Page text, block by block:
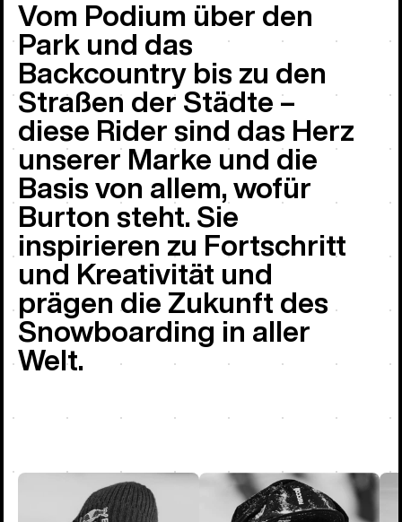
Vom Podium über den
Park und das
Backcountry bis zu den
Straßen der Städte –
diese Rider sind das Herz
unserer Marke und die
Basis von allem, wofür
Burton steht. Sie
inspirieren zu Fortschritt
und Kreativität und
prägen die Zukunft des
Snowboarding in aller
Welt.